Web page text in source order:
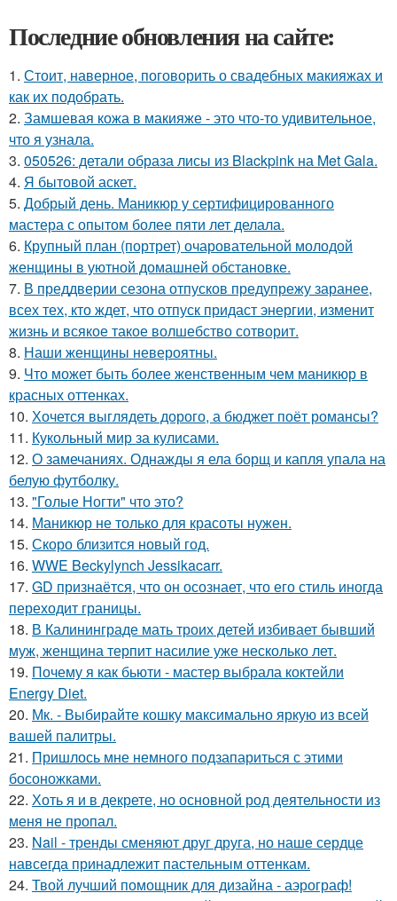
Последние обновления на сайте:
1. Стоит, наверное, поговорить о свадебных макияжах и
как их подобрать.
2. Замшевая кожа в макияже - это что-то удивительное,
что я узнала.
3. 050526: детали образа лисы из Blackpink на Met Gala.
4. Я бытовой аскет.
5. Добрый день. Маникюр у сертифицированного
мастера с опытом более пяти лет делала.
6. Крупный план (портрет) очаровательной молодой
женщины в уютной домашней обстановке.
7. В преддверии сезона отпусков предупрежу заранее,
всех тех, кто ждет, что отпуск придаст энергии, изменит
жизнь и всякое такое волшебство сотворит.
8. Наши женщины невероятны.
9. Что может быть более женственным чем маникюр в
красных оттенках.
10. Хочется выглядеть дорого, а бюджет поёт романсы?
11. Кукольный мир за кулисами.
12. О замечаниях. Однажды я ела борщ и капля упала на
белую футболку.
13. "Голые Ногти" что это?
14. Маникюр не только для красоты нужен.
15. Скоро близится новый год.
16. WWE Beckylynch Jessikacarr.
17. GD признаётся, что он осознает, что его стиль иногда
переходит границы.
18. В Калининграде мать троих детей избивает бывший
муж, женщина терпит насилие уже несколько лет.
19. Почему я как бьюти - мастер выбрала коктейли
Energy Diet.
20. Мк. - Выбирайте кошку максимально яркую из всей
вашей палитры.
21. Пришлось мне немного подзапариться с этими
босоножками.
22. Хоть я и в декрете, но основной род деятельности из
меня не пропал.
23. Nail - тренды сменяют друг друга, но наше сердце
навсегда принадлежит пастельным оттенкам.
24. Твой лучший помощник для дизайна - аэрограф!